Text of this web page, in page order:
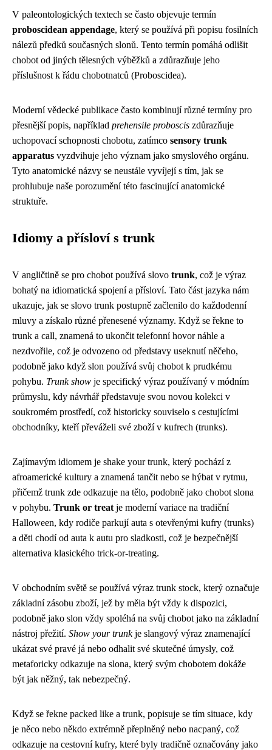
V paleontologických textech se často objevuje termín
proboscidean appendage, který se používá při popisu fosilních
nálezů předků současných slonů. Tento termín pomáhá odlišit
chobot od jiných tělesných výběžků a zdůrazňuje jeho
příslušnost k řádu chobotnatců (Proboscidea).
Moderní vědecké publikace často kombinují různé termíny pro
přesnější popis, například prehensile proboscis zdůrazňuje
uchopovací schopnosti chobotu, zatímco sensory trunk
apparatus vyzdvihuje jeho význam jako smyslového orgánu.
Tyto anatomické názvy se neustále vyvíjejí s tím, jak se
prohlubuje naše porozumění této fascinující anatomické
struktuře.
Idiomy a přísloví s trunk
V angličtině se pro chobot používá slovo trunk, což je výraz
bohatý na idiomatická spojení a přísloví. Tato část jazyka nám
ukazuje, jak se slovo trunk postupně začlenilo do každodenní
mluvy a získalo různé přenesené významy. Když se řekne to
trunk a call, znamená to ukončit telefonní hovor náhle a
nezdvořile, což je odvozeno od představy useknutí něčeho,
podobně jako když slon používá svůj chobot k prudkému
pohybu. Trunk show je specifický výraz používaný v módním
průmyslu, kdy návrhář představuje svou novou kolekci v
soukromém prostředí, což historicky souviselo s cestujícími
obchodníky, kteří převáželi své zboží v kufrech (trunks).
Zajímavým idiomem je shake your trunk, který pochází z
afroamerické kultury a znamená tančit nebo se hýbat v rytmu,
přičemž trunk zde odkazuje na tělo, podobně jako chobot slona
v pohybu. Trunk or treat je moderní variace na tradiční
Halloween, kdy rodiče parkují auta s otevřenými kufry (trunks)
a děti chodí od auta k autu pro sladkosti, což je bezpečnější
alternativa klasického trick-or-treating.
V obchodním světě se používá výraz trunk stock, který označuje
základní zásobu zboží, jež by měla být vždy k dispozici,
podobně jako slon vždy spoléhá na svůj chobot jako na základní
nástroj přežití. Show your trunkje slangový výraz znamenající
ukázat své pravé já nebo odhalit své skutečné úmysly, což
metaforicky odkazuje na slona, který svým chobotem dokáže
být jak něžný, tak nebezpečný.
Když se řekne packed like a trunk, popisuje se tím situace, kdy
je něco nebo někdo extrémně přeplněný nebo nacpaný, což
odkazuje na cestovní kufry, které byly tradičně označovány jako